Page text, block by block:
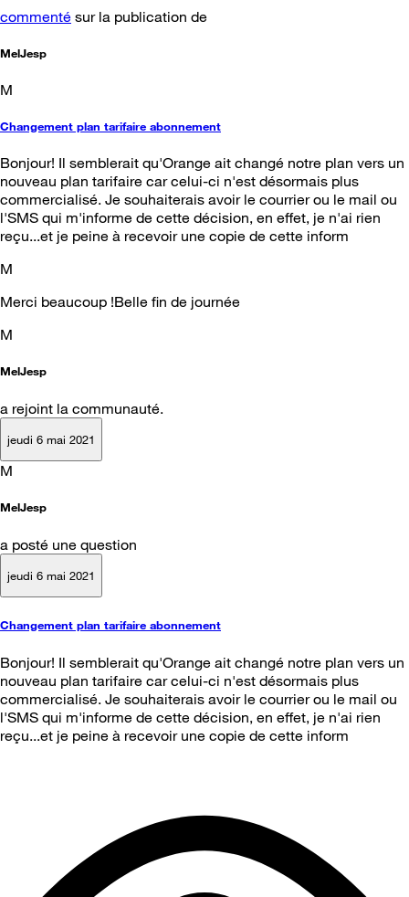
commenté sur la publication de
MelJesp
M
Changement plan tarifaire abonnement
Bonjour! Il semblerait qu'Orange ait changé notre plan vers un
nouveau plan tarifaire car celui-ci n'est désormais plus
commercialisé. Je souhaiterais avoir le courrier ou le mail ou
l'SMS qui m'informe de cette décision, en effet, je n'ai rien
reçu...et je peine à recevoir une copie de cette inform
M
Merci beaucoup !Belle fin de journée
M
MelJesp
a rejoint la communauté.
jeudi 6 mai 2021
M
MelJesp
a posté une question
jeudi 6 mai 2021
Changement plan tarifaire abonnement
Bonjour! Il semblerait qu'Orange ait changé notre plan vers un
nouveau plan tarifaire car celui-ci n'est désormais plus
commercialisé. Je souhaiterais avoir le courrier ou le mail ou
l'SMS qui m'informe de cette décision, en effet, je n'ai rien
reçu...et je peine à recevoir une copie de cette inform